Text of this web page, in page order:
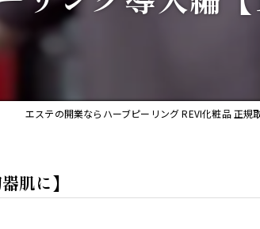
エステの開業ならハーブピーリング REVI化粧品 正規
肌に】